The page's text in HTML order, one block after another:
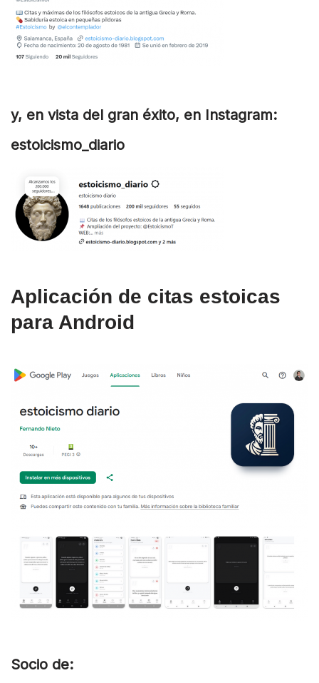
y, en vista del gran éxito, en Instagram:
estoicismo_diario
Aplicación de citas estoicas
para Android
Socio de: